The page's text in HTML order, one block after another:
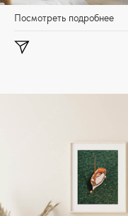
Посмотреть подробнее